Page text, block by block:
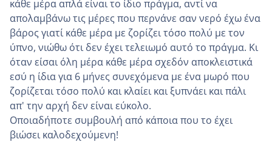
κάθε μέρα απλά είναι το ίδιο πράγμα, αντί να
απολαμβάνω τις μέρες που περνάνε σαν νερό έχω ένα
βάρος γιατί κάθε μέρα με ζορίζει τόσο πολύ με τον
ύπνο, νιώθω ότι δεν έχει τελειωμό αυτό το πράγμα. Κι
όταν είσαι όλη μέρα κάθε μέρα σχεδόν αποκλειστικά
εσύ η ίδια για 6 μήνες συνεχόμενα με ένα μωρό που
ζορίζεται τόσο πολύ και κλαίει και ξυπνάει και πάλι
απ' την αρχή δεν είναι εύκολο.
Οποιαδήποτε συμβουλή από κάποια που το έχει
βιώσει καλοδεχούμενη!